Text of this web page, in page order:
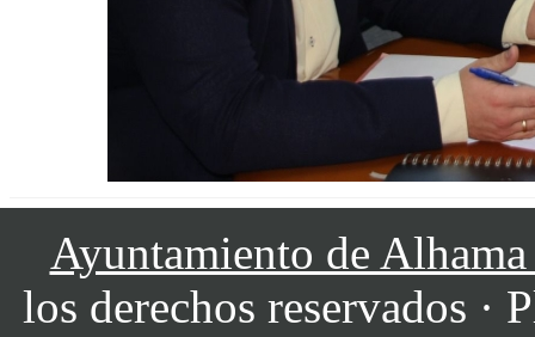
Ayuntamiento de
los derechos reservados ·